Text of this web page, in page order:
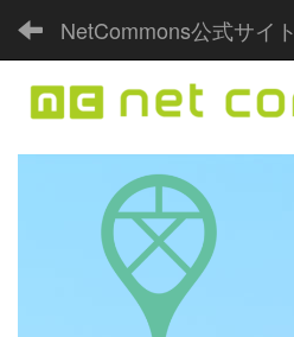
NetCommons公式サイト